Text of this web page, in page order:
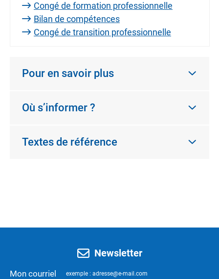
Congé de formation professionnelle
Bilan de compétences
Congé de transition professionnelle
Pour en savoir plus
Où s’informer ?
Textes de référence
Newsletter
Mon courriel